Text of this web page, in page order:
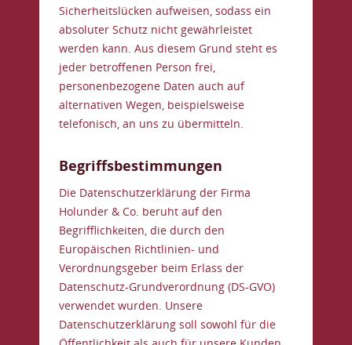
Sicherheitslücken aufweisen, sodass ein
absoluter Schutz nicht gewährleistet
werden kann. Aus diesem Grund steht es
jeder betroffenen Person frei,
personenbezogene Daten auch auf
alternativen Wegen, beispielsweise
telefonisch, an uns zu übermitteln.
Begriffsbestimmungen
Die Datenschutzerklärung der Firma
Holunder & Co. beruht auf den
Begrifflichkeiten, die durch den
Europäischen Richtlinien- und
Verordnungsgeber beim Erlass der
Datenschutz-Grundverordnung (DS-GVO)
verwendet wurden. Unsere
Datenschutzerklärung soll sowohl für die